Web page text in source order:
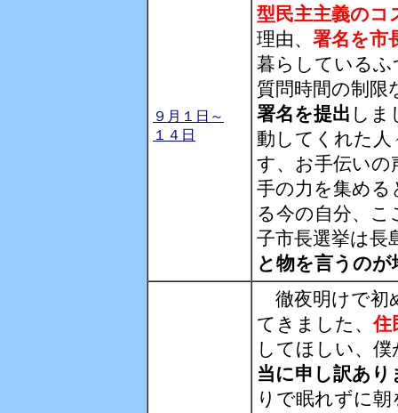
９月１日～
１４日
型民主主義のコ
理由、 署名を市
暮らしている
質問時間の制限
署名を提出 しま
動してくれた人
す、お手伝いの
手の力を集め
る今の自分、
子市長選挙は長
と物を言うのが
徹夜明けで初
てきました、住
してほしい、
当に申し訳あ
りで眠れずに